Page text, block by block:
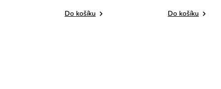
Do košíku Do košíku